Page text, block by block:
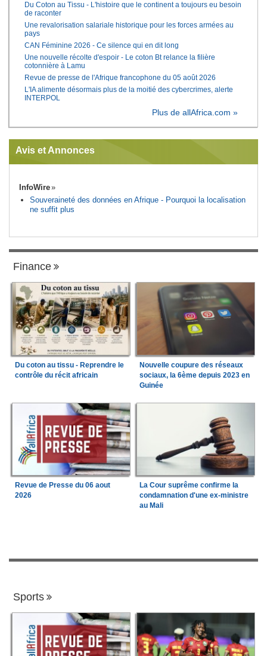
Du Coton au Tissu - L'histoire que le continent a toujours eu besoin
de raconter
Une revalorisation salariale historique pour les forces armées au
pays
CAN Féminine 2026 - Ce silence qui en dit long
Une nouvelle récolte d'espoir - Le coton Bt relance la filière
cotonnière à Lamu
Revue de presse de l'Afrique francophone du 05 août 2026
L'IA alimente désormais plus de la moitié des cybercrimes, alerte
INTERPOL
Plus de allAfrica.com »
Avis et Annonces
InfoWire
Souveraineté des données en Afrique - Pourquoi la localisation
ne suffit plus
Finance
Du coton au tissu - Reprendre le
contrôle du récit africain
Nouvelle coupure des réseaux
sociaux, la 6ème depuis 2023 en
Guinée
Revue de Presse du 06 aout
2026
La Cour suprême confirme la
condamnation d'une ex-ministre
au Mali
Sports